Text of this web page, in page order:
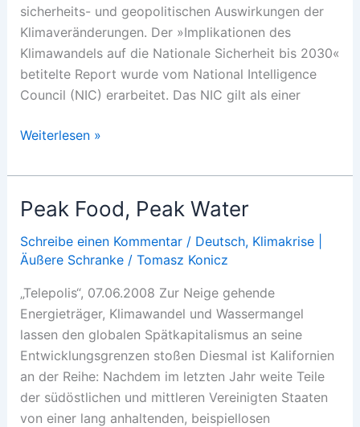
sicherheits- und geopolitischen Auswirkungen der
Klimaveränderungen. Der »Implikationen des
Klimawandels auf die Nationale Sicherheit bis 2030«
betitelte Report wurde vom National Intelligence
Council (NIC) erarbeitet. Das NIC gilt als einer
Klimawandel
»Sicherheitsproblem«
Weiterlesen »
Peak Food, Peak Water
Schreibe einen Kommentar / Deutsch, Klimakrise |
Äußere Schranke/ Tomasz Konicz
„Telepolis“, 07.06.2008 Zur Neige gehende
Energieträger, Klimawandel und Wassermangel
lassen den globalen Spätkapitalismus an seine
Entwicklungsgrenzen stoßen Diesmal ist Kalifornien
an der Reihe: Nachdem im letzten Jahr weite Teile
der südöstlichen und mittleren Vereinigten Staaten
von einer lang anhaltenden, beispiellosen